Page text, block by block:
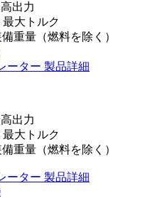
出力
最大トルク
重量（燃料を除く）
ーター 製品詳細
出力
最大トルク
重量（燃料を除く）
ーター 製品詳細